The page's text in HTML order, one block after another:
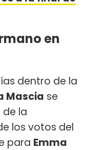
en
dentro de la
Mascia se
la
los votos del
para Emma